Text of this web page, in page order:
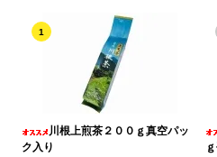
1
川根上煎茶２００ｇ真空パッ
ク入り